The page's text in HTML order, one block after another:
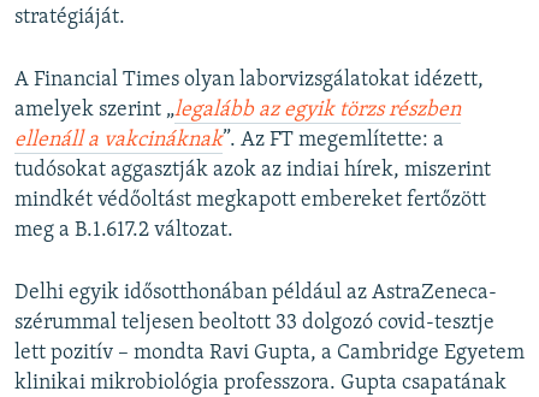
stratégiáját.
A Financial Times olyan laborvizsgálatokat idézett,
amelyek szerint „legalább az egyik törzs részben
ellenáll a vakcináknak”. Az FT megemlítette: a
tudósokat aggasztják azok az indiai hírek, miszerint
mindkét védőoltást megkapott embereket fertőzött
meg a B.1.617.2 változat.
Delhi egyik idősotthonában például az AstraZeneca-
szérummal teljesen beoltott 33 dolgozó covid-tesztje
lett pozitív – mondta Ravi Gupta, a Cambridge Egyetem
klinikai mikrobiológia professzora. Gupta csapatának